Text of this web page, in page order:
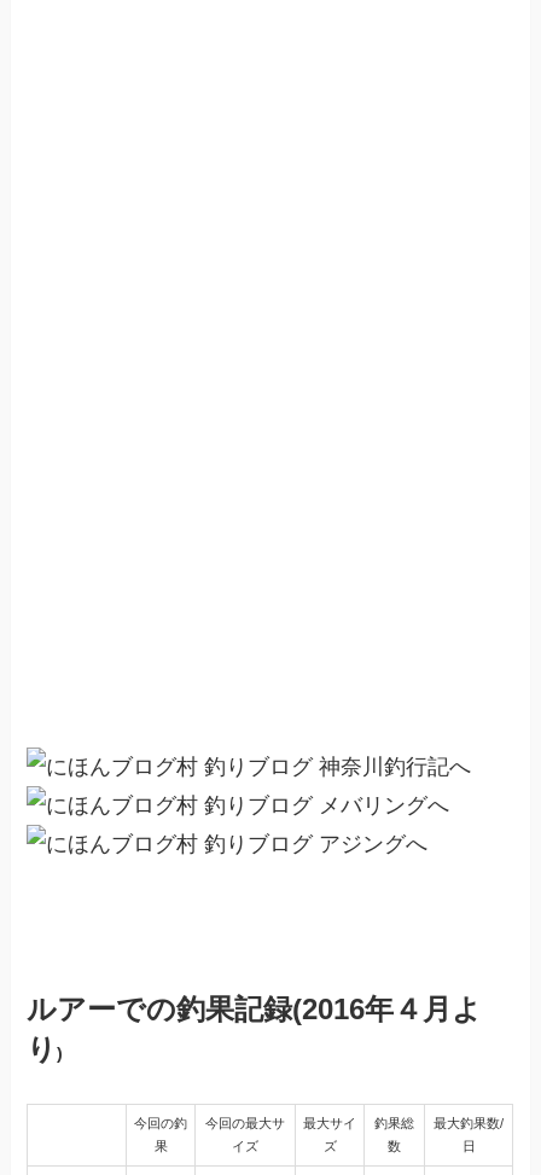
ルアーでの釣果記録(2016年４月よ
り)
今回の釣
果
今回の最大サ
イズ
最大サイ
ズ
釣果総
数
最大釣果数/
日